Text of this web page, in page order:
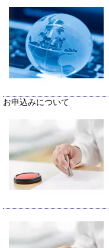
お申込みについて